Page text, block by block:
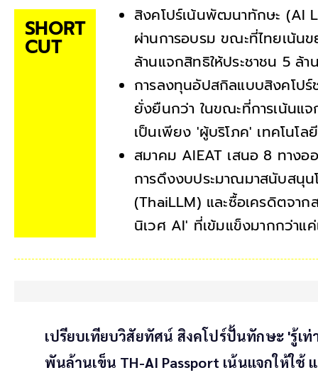
SHORT
CUT
สิงคโปร์เน้นพัฒนาทักษะ (AI
ผ่านการอบรม ขณะที่ไทยเน้น
ล้านแจกสิทธิให้ประชาชน 5 ล้
การลงทุนอัปสกิลแบบสิงคโปร์
ยั่งยืนกว่า ในขณะที่การเน้นแจ
เป็นเพียง 'ผู้บริโภค' เทคโนโล
สมาคม AIEAT เสนอ 8 ทาง
การดึงงบประมาณมาสนับสนุน
(ThaiLLM) และซื้อเครดิตจา
นิเวศ AI' ที่เข้มแข็งมากกว่าแ
เปรียบเทียบวิสัยทัศน์ สิงคโปร์ปั้นทักษะ 'รู้เ
พันล้านเข็น TH-AI Passport เน้นแจกให้ใช้